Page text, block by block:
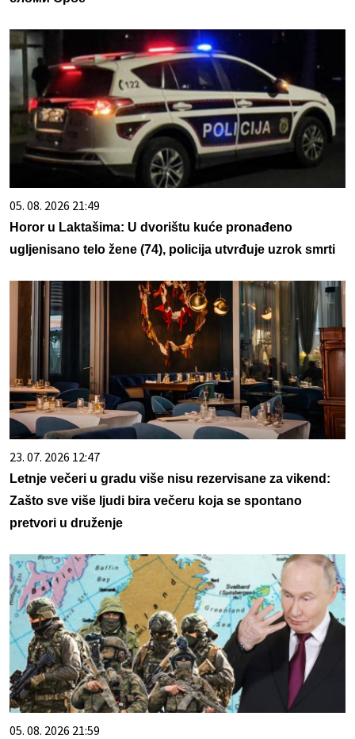
05. 08. 2026 21:49
Horor u Laktašima: U dvorištu kuće pronađeno
ugljenisano telo žene (74), policija utvrđuje uzrok smrti
23. 07. 2026 12:47
Letnje večeri u gradu više nisu rezervisane za vikend:
Zašto sve više ljudi bira večeru koja se spontano
pretvori u druženje
05. 08. 2026 21:59